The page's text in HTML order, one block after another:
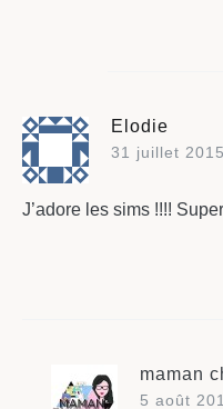
Elodie
31 juillet
J’adore les sims !!!!
maman
5 août